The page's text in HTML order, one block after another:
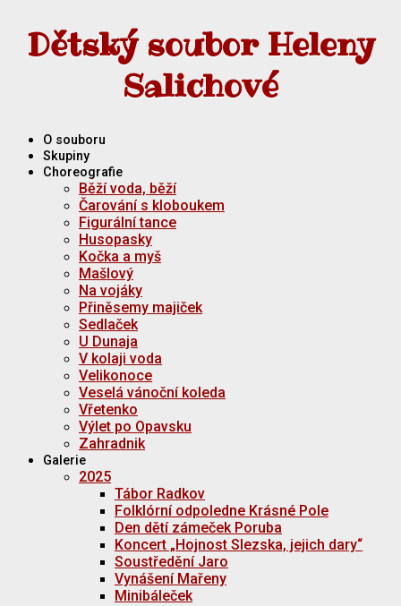
Dětský soubor Heleny
Salichové
O souboru
Skupiny
Choreografie
Běží voda, běží
Čarování s kloboukem
Figurální tance
Husopasky
Kočka a myš
Mašlový
Na vojáky
Přiněsemy majiček
Sedlaček
U Dunaja
V kolaji voda
Velikonoce
Veselá vánoční koleda
Vřetenko
Výlet po Opavsku
Zahradnik
Galerie
2025
Tábor Radkov
Folklórní odpoledne Krásné Pole
Den dětí zámeček Poruba
Koncert „Hojnost Slezska, jejich dary“
Soustředění Jaro
Vynášení Mařeny
Minibáleček